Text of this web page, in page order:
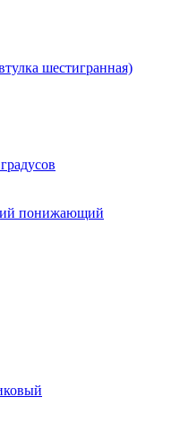
шестигранная)
понижающий